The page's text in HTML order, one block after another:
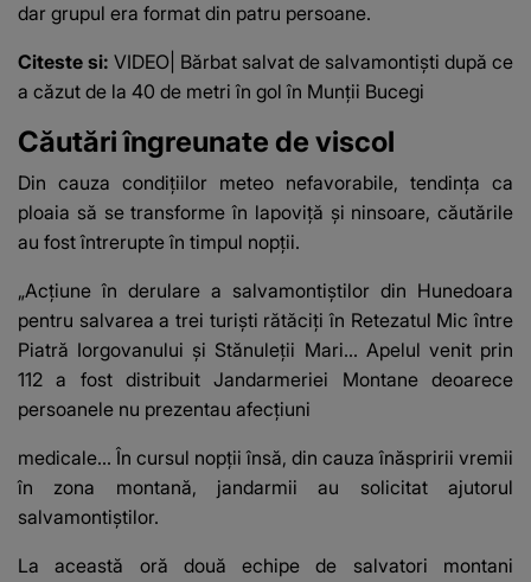
dar grupul era format din patru persoane.
Citeste si: VIDEO| Bărbat salvat de salvamontiști după ce
a căzut de la 40 de metri în gol în Munții Bucegi
Căutări îngreunate de viscol
Din cauza condițiilor meteo nefavorabile, tendința ca
ploaia să se transforme în lapoviță și ninsoare, căutările
au fost întrerupte în timpul nopții.
„Acțiune în derulare a salvamontiștilor din Hunedoara
pentru salvarea a trei turiști rătăciți în Retezatul Mic între
Piatră Iorgovanului și Stănuleții Mari... Apelul venit prin
112 a fost distribuit Jandarmeriei Montane deoarece
persoanele nu prezentau afecțiuni
medicale... În cursul nopții însă, din cauza înăspririi vremii
în zona montană, jandarmii au solicitat ajutorul
salvamontiștilor.
La această oră două echipe de salvatori montani